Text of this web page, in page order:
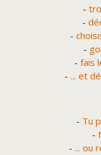
-
-
-
-
- fais
- ... et
- Tu
-
- ... ou